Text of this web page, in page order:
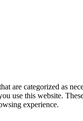
are categorized as
use this website.
experience.